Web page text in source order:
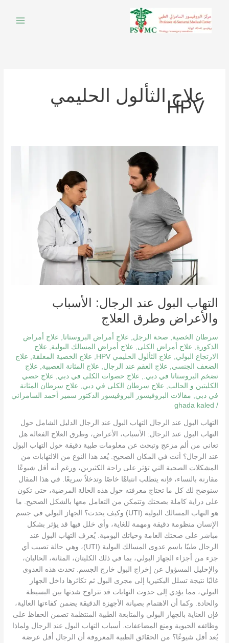
المحتوى
علاج الثألول الحليمي
HPV
التهاب البول عند الرجال: الأسباب
والأعراض وطرق العلاج
سرطان الخصية, صحة الرجل, علاج أمراض البروستاتا, علاج أمراض
الذكورة, علاج أمراض الكلى, علاج أمراض المسالك البولية, علاج
الارتجاع البولي, علاج الثألول الحليمي HPV , علاج الخصية المعلقة, علاج
الضعف الجنسي, علاج العقم عند الرجال, علاج المثانة العصبية, علاج
تضخم البروستاتا في دبي., علاج حصوات الكلى في دبي, علاج حصي
الكليتين و الحالب, علاج سرطان الكلى في دبي, علاج سرطان المثانة
في دبي, مقالات البروفيسور البروفيسور الدكتور سمير أحمد السامرائي
/
ghada kaled
التهاب البول عند الرجال التهاب البول عند الرجال الدليل الشامل حول
التهاب البول عند الرجال: الأسباب، الأعراض، وطرق العلاج الفعالة هل
تعاني من ألم مزعج وتبحث عن معلومات طبية دقيقة حول التهاب البول
عند الرجال؟ أنت في المكان الصحيح. يُعد هذا النوع من الالتهابات من
المشكلات الصحية التي تؤثر على راحة الكثيرين، ورغم أنه أقل شيوعًا
مقارنة بالنساء، فإنه يتطلب انتباهًا خاصًا وتدخلاً سريعًا. في هذا المقال
سنوضح لك كل ما تحتاج معرفته حول هذه الحالة المرضية، حتى تكون
على دراية كاملة بصحتك وتتمكن من التعامل معها بالشكل الصحيح. ما
هو التهاب المسالك البولية (UTI) وكيف يحدث؟ الجهاز البولي في جسم
الإنسان منظومة دقيقة ومهمة للغاية، وأي خلل فيها قد يؤثر بشكل
مباشر على صحتك العامة وحياتك اليومية. يُعرف التهاب البول عند
الرجال طبيًا باسم عدوى المسالك البولية (UTI)، وهي حالة تصيب أي
جزء من أجزاء الجهاز البولي، بما في ذلك الكليتان، المثانة، الحالبان،
والإحليل المسؤول عن إخراج البول خارج الجسم. تحدث هذه العدوى
غالبًا نتيجة تسلل البكتيريا إلى مجرى البول ثم تكاثرها داخل الجهاز
البولي، مما يؤدي إلى حدوث التهابات قد تتراوح شدتها بين البسيطة
والحادة. وكما أن الاهتمام بصيانة الأجهزة الدقيقة يضمن كفاءتها العالية،
فإن العناية بالجهاز البولي والمتابعة الطبية المنتظمة تضمن الحفاظ على
وظائفه الحيوية ومنع المضاعفات. أسباب التهاب البول عند الرجال ولماذا
يُعد أقل شيوعًا؟ من الحقائق الطبية المعروفة أن الرجال أقل عرضة